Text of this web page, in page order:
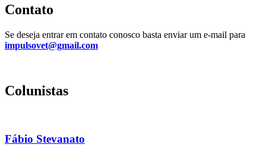
Contato
Se deseja entrar em contato conosco basta enviar um e-mail para
impulsovet@gmail.com
Colunistas
Fábio Stevanato